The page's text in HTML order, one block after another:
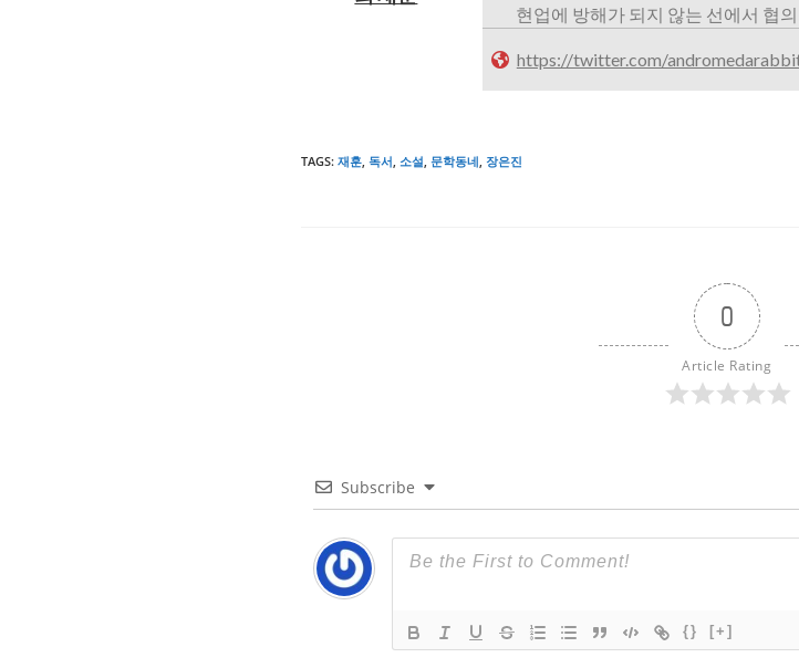
현업에 방해가 되지 않는 선에서 협
https://twitter.com/
TAGS: 재훈 독서 소설 문학동네 장은진
0
Article Rating
Subscribe
{} [+]